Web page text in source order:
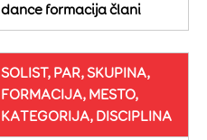
dance formacija člani
SOLIST, PAR, SKUPINA,
FORMACIJA, MESTO,
KATEGORIJA, DISCIPLINA